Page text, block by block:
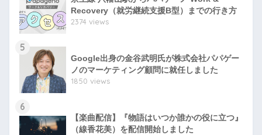
Recovery（就労継続支援B型）までの行き方
2374 views
5
Google出身の金谷武明氏が株式会社パパゲー
ノのマーケティング顧問に就任しました
1850 views
6
【楽曲配信】『物語はいつか誰かの役に立つ』
（線香花美）を配信開始しました